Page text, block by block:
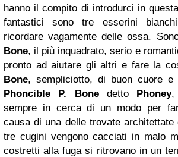
hanno il compito di introdurci in
fantastici sono tre esserini
ricordare vagamente delle ossa.
Bone, il più inquadrato, serio e
pronto ad aiutare gli altri e fare la
Bone, sempliciotto, di buon cuore e
Phoncible P. Bonedetto Phoney,
sempre in cerca di un modo per
causa di una delle trovate architettate
tre cugini vengono cacciati in malo
costretti alla fuga si ritrovano in un